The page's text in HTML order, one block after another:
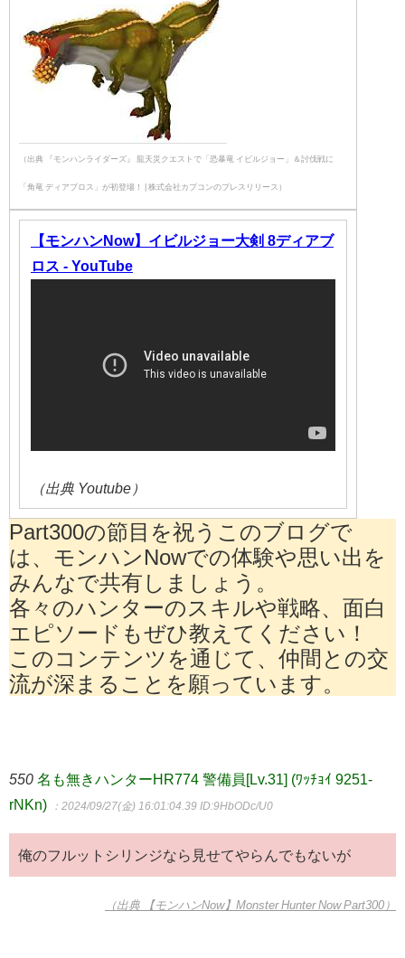
（出典 『モンハンライダーズ』 龍天災クエストで「恐暴竜 イビルジョー」＆討伐戦に
「角竜 ディアブロス」が初登場！ | 株式会社カプコンのプレスリリース）
【モンハンNow】イビルジョー大剣 8ディアブ
ロス - YouTube
（出典 Youtube）
Part300の節目を祝うこのブログで
は、モンハンNowでの体験や思い出を
みんなで共有しましょう。
各々のハンターのスキルや戦略、面白
エピソードもぜひ教えてください！
このコンテンツを通じて、仲間との交
流が深まることを願っています。
550 名も無きハンターHR774 警備員[Lv.31] (ﾜｯﾁｮｲ 9251-
rNKn)
：2024/09/27(金) 16:01:04.39 ID:9HbODc/U0
俺のフルットシリンジなら見せてやらんでもないが
（出典 【モンハンNow】Monster Hunter Now Part300）